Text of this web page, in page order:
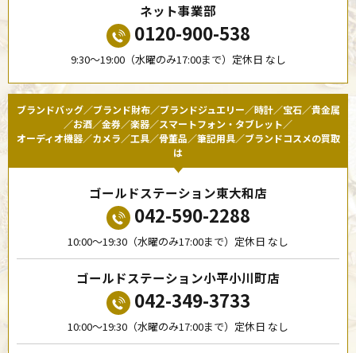
ネット事業部
0120-900-538
9:30〜19:00（水曜のみ17:00まで）定休日 なし
ブランドバッグ／ブランド財布／ブランドジュエリー／時計／宝石／貴金属
／お酒／金券／楽器／スマートフォン・タブレット／
オーディオ機器／カメラ／工具／骨董品／筆記用具／ブランドコスメの買取
は
ゴールドステーション東大和店
042-590-2288
10:00〜19:30（水曜のみ17:00まで）定休日 なし
ゴールドステーション小平小川町店
042-349-3733
10:00〜19:30（水曜のみ17:00まで）定休日 なし